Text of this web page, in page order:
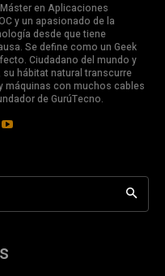
en Aplicaciones
y un apasionado de la
desde que tiene
Se define como un Geek
Ciudadano del mundo y
hábitat natural transcurre
máquinas con muchos cables
de GurúTecno.